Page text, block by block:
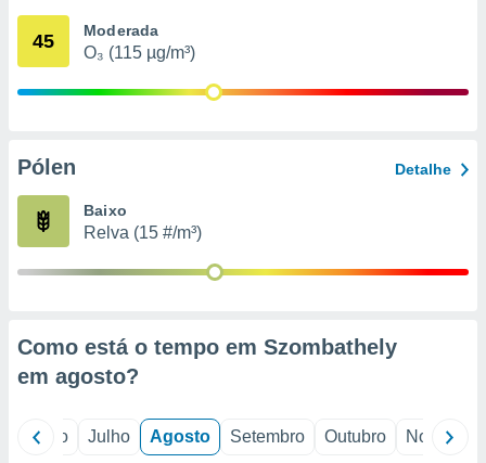
através
estudos
1199
45 Moderada
O₃ (115 µg/m³)
Pólen Detalhe
Baixo
Relva (15 #/m³)
Como está o tempo em Szombathely
em agosto?
Junho Julho Agosto Setembro Outubro Novembro